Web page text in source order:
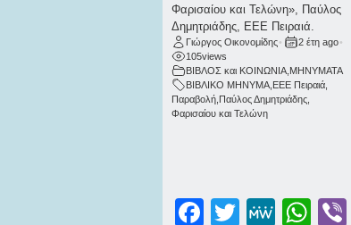
Φαρισαίου και Τελώνη», Παύλος
Δημητριάδης, ΕΕΕ Πειραιά.
Γιώργος Οικονομίδης• 2 έτη ago•
105views
ΒΙΒΛΟΣ και ΚΟΙΝΩΝΙΑ ΜΗΝΥΜΑΤΑ
ΒΙΒΛΙΚΟ ΜΗΝΥΜΑ ΕΕΕ Πειραιά
Παραβολή Παύλος Δημητριάδης
Φαρισαίου και Τελώνη
Facebook Twitter MeWe WhatsApp